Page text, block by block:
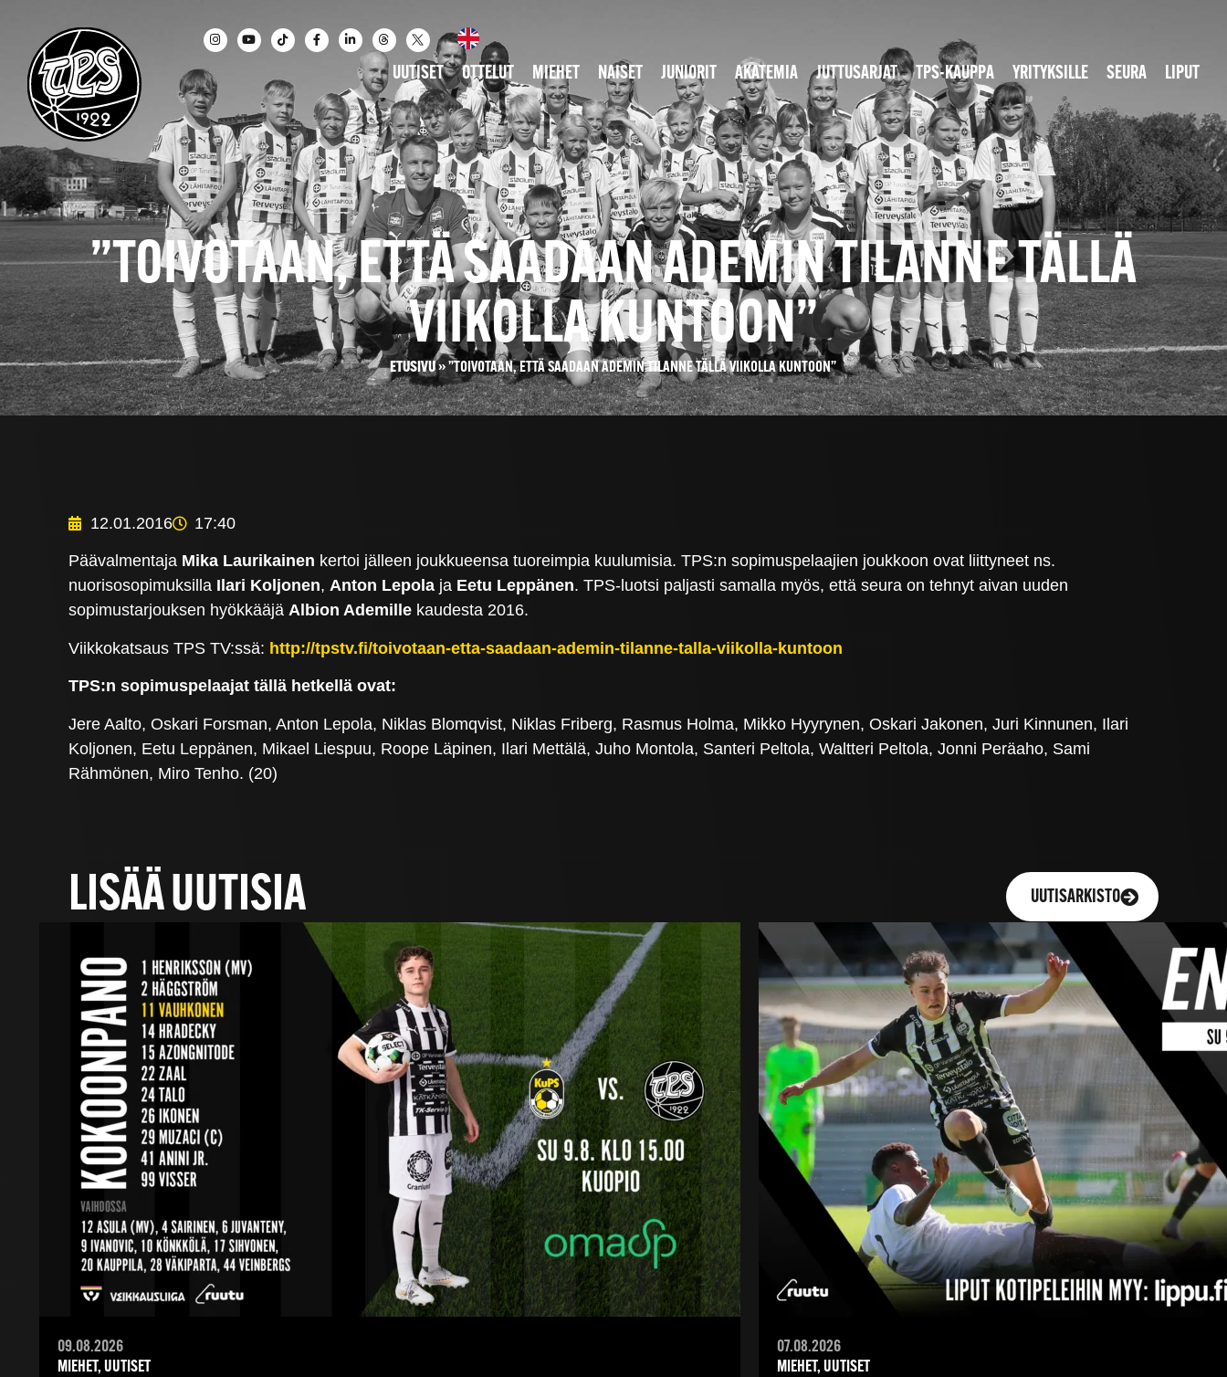
UUTISET OTTELUT MIEHET NAISET JUNIORIT AKATEMIA JUTTUSARJAT TPS-KAUPPA YRITYKSILLE SEURA LIPUT
”TOIVOTAAN, ETTÄ SAADAAN ADEMIN TILANNE TÄLLÄ
VIIKOLLA KUNTOON”
ETUSIVU»”TOIVOTAAN, ETTÄ SAADAAN ADEMIN TILANNE TÄLLÄ VIIKOLLA KUNTOON”
12.01.2016 17:40
Päävalmentaja Mika Laurikainen kertoi jälleen joukkueensa tuoreimpia kuulumisia. TPS:n sopimuspelaajien joukkoon ovat liittyneet ns.
nuorisosopimuksilla Ilari Koljonen,Anton Lepola ja Eetu Leppänen. TPS-luotsi paljasti samalla myös, että seura on tehnyt aivan uuden
sopimustarjouksen hyökkääjäAlbion Ademille kaudesta 2016.
Viikkokatsaus TPS TV:ssä: http://tpstv.fi/toivotaan-etta-saadaan-ademin-tilanne-talla-viikolla-kuntoon
TPS:n sopimuspelaajat tällä hetkellä ovat:
Jere Aalto, Oskari Forsman, Anton Lepola, Niklas Blomqvist, Niklas Friberg, Rasmus Holma, Mikko Hyyrynen, Oskari Jakonen, Juri Kinnunen, Ilari
Koljonen, Eetu Leppänen, Mikael Liespuu, Roope Läpinen, Ilari Mettälä, Juho Montola, Santeri Peltola, Waltteri Peltola, Jonni Peräaho, Sami
Rähmönen, Miro Tenho. (20)
LISÄÄ UUTISIA UUTISARKISTO
09.08.2026
MIEHET, UUTISET
07.08.2026
MIEHET, UUTISET